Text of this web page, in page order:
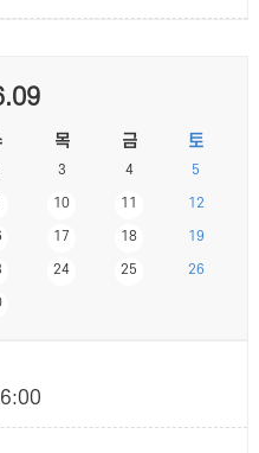
목 금 토
3 4 5
10 11 12
17 18 19
24 25 26